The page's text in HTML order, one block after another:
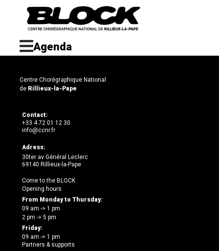
Agenda
Centre Chorégraphique National
de Rillieux-la-Pape
Contact:
+33 4 72 01 12 30
info@ccnr.fr
Adress:
30ter av Général Leclerc
69140 Rillieux-la-Pape
Come to the BLOCK
Opening hours
From Monday to Thursday:
09 am -> 1 pm
2 pm -> 5 pm
Friday:
09 am -> 1 pm
Partners & supports